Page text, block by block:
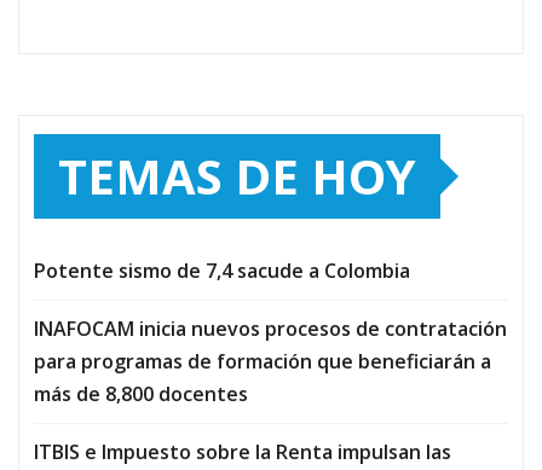
TEMAS DE HOY
Potente sismo de 7,4 sacude a Colombia
INAFOCAM inicia nuevos procesos de contratación
para programas de formación que beneficiarán a
más de 8,800 docentes
ITBIS e Impuesto sobre la Renta impulsan las